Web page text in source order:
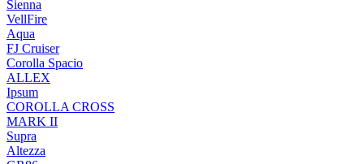
Sienna
VellFire
Aqua
FJ Cruiser
Corolla Spacio
ALLEX
Ipsum
COROLLA CROSS
MARK II
Supra
Altezza